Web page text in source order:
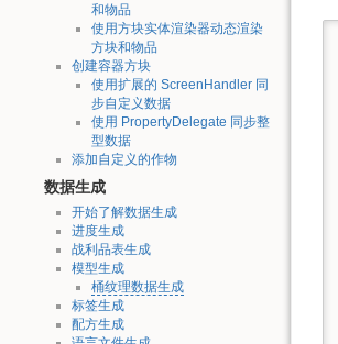
和物品
使用方块实体渲染器动态渲染
方块和物品
创建容器方块
使用扩展的 ScreenHandler 同
步自定义数据
使用 PropertyDelegate 同步整
型数据
添加自定义的作物
数据生成
开始了解数据生成
进度生成
战利品表生成
模型生成
桶纹理数据生成
标签生成
配方生成